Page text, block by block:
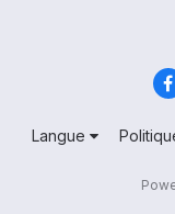
Langue